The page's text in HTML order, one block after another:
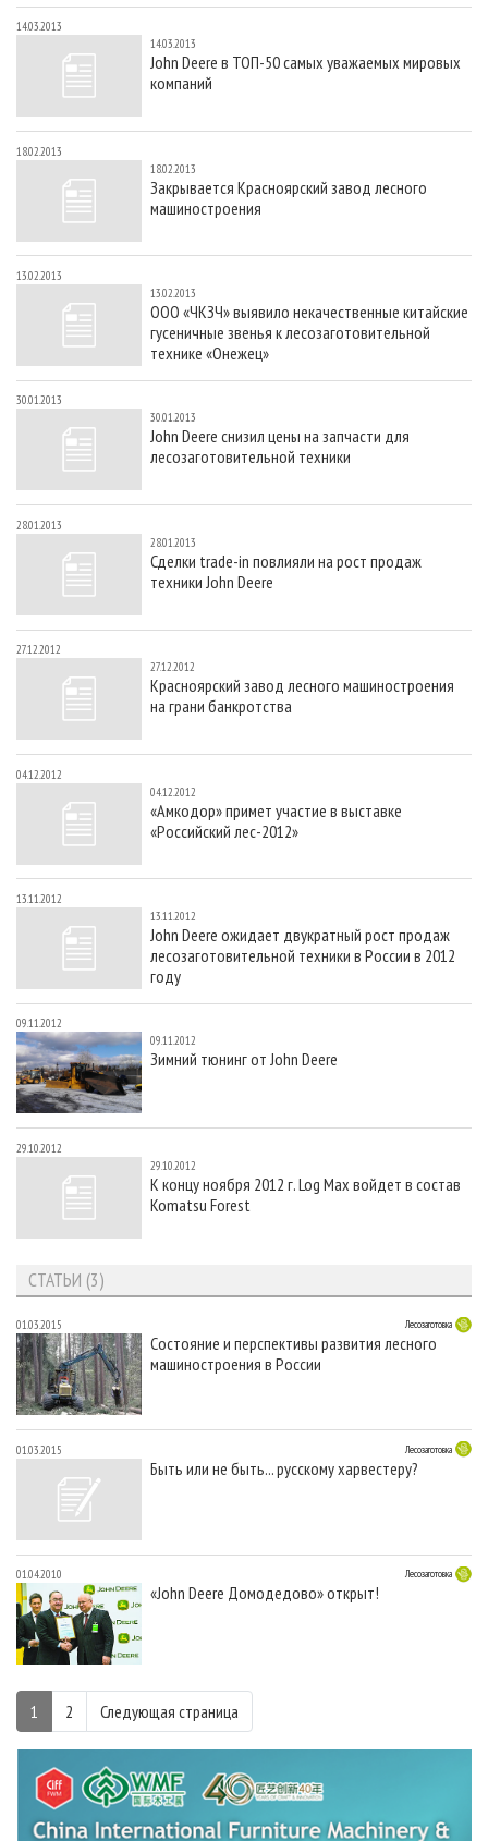
14.03.2013
14.03.2013
John Deere в ТОП-50 самых уважаемых мировых
компаний
18.02.2013
18.02.2013
Закрывается Красноярский завод лесного
машиностроения
13.02.2013
13.02.2013
ООО «ЧКЗЧ» выявило некачественные китайские
гусеничные звенья к лесозаготовительной
технике «Онежец»
30.01.2013
30.01.2013
John Deere снизил цены на запчасти для
лесозаготовительной техники
28.01.2013
28.01.2013
Сделки trade-in повлияли на рост продаж
техники John Deere
27.12.2012
27.12.2012
Красноярский завод лесного машиностроения
на грани банкротства
04.12.2012
04.12.2012
«Амкодор» примет участие в выставке
«Российский лес-2012»
13.11.2012
13.11.2012
John Deere ожидает двукратный рост продаж
лесозаготовительной техники в России в 2012
году
09.11.2012
09.11.2012
Зимний тюнинг от John Deere
29.10.2012
29.10.2012
К концу ноября 2012 г. Log Max войдет в состав
Komatsu Forest
СТАТЬИ (3)
01.03.2015 Лесозаготовка
Состояние и перспективы развития лесного
машиностроения в России
01.03.2015 Лесозаготовка
Быть или не быть... русскому харвестеру?
01.04.2010 Лесозаготовка
«John Deere Домодедово» открыт!
1 2 Следующая страница